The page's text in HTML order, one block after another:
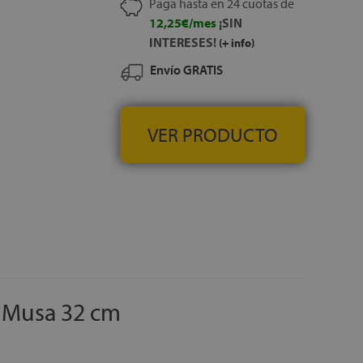
de las espinillas
DE
Paga hasta en 24 cuotas de
12,25€/mes ¡SIN
INTERESES! (+ info)
Envío GRATIS
VER PRODUCTO
32 cm